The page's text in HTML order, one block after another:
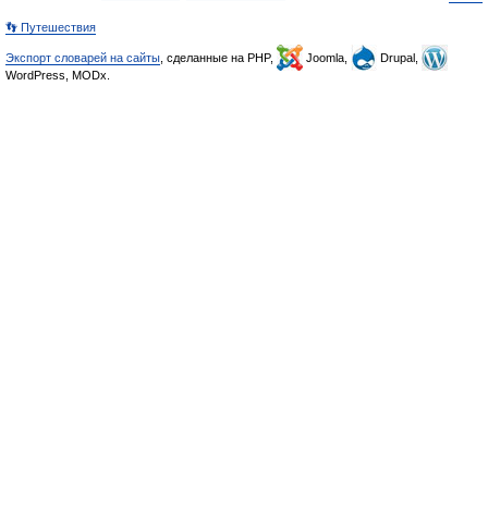
👣 Путешествия
Экспорт словарей на сайты , сделанные на PHP, Joomla,
Drupal,
WordPress, MODx.